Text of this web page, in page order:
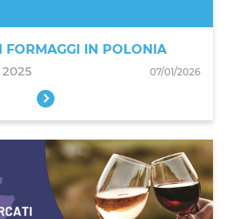
FORMAGGI IN POLONIA
07/01/2026